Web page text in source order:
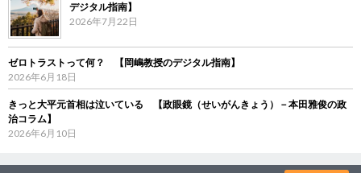
デジタル指南】
2026年7月22日
ゼロトラストって何？ 【岡嶋教授のデジタル指南】
2026年6月18日
きっと大平元首相は泣いている 【政眼鏡（せいがんきょう）－本田雅俊の政
治コラム】
2026年6月10日